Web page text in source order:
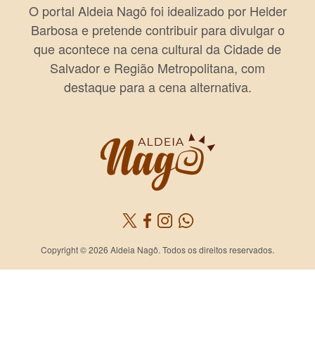
O portal Aldeia Nagô foi idealizado por Helder
Barbosa e pretende contribuir para divulgar o
que acontece na cena cultural da Cidade de
Salvador e Região Metropolitana, com
destaque para a cena alternativa.
Copyright © 2026 Aldeia Nagô. Todos os direitos reservados.